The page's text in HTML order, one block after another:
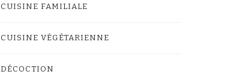
CUISINE FAMILIALE
CUISINE VÉGÉTARIENNE
DÉCOCTION